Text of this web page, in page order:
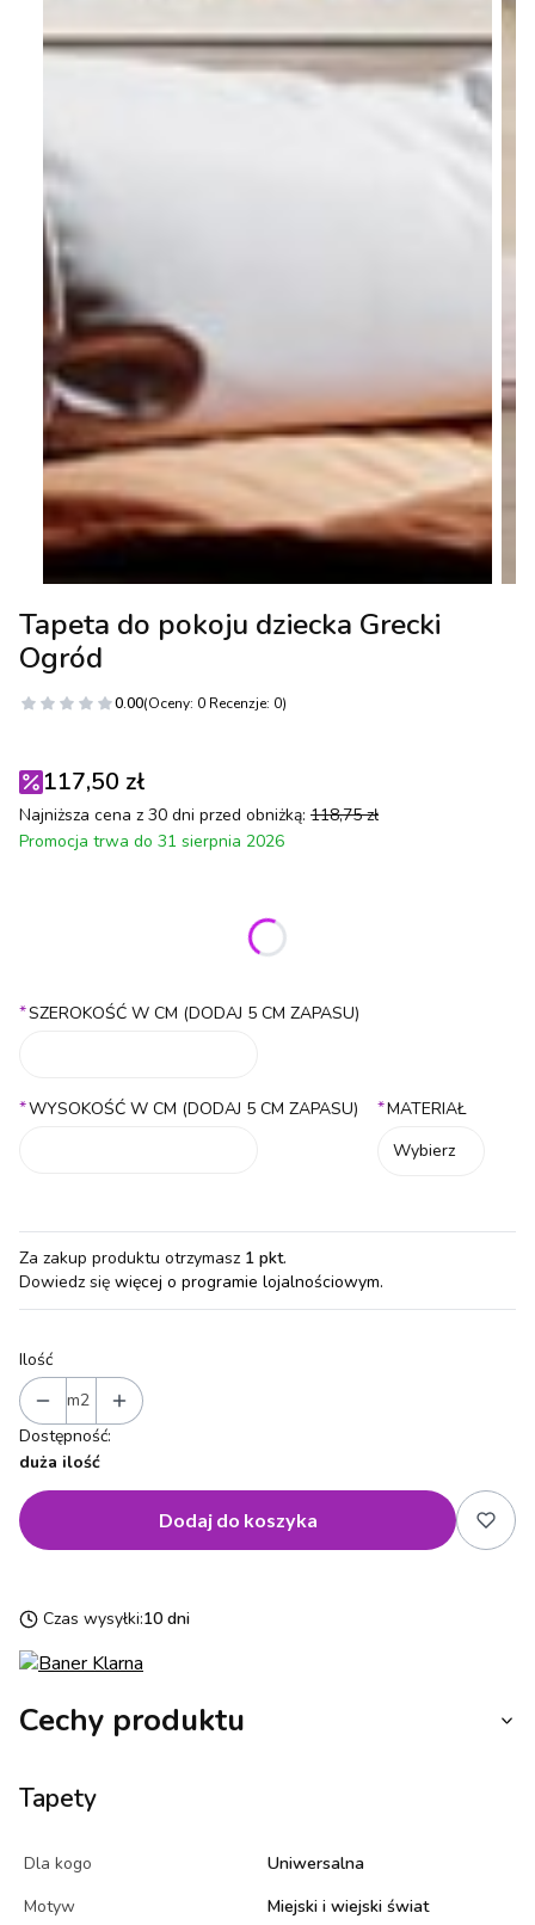
Tapeta do pokoju dziecka Grecki
Ogród
0.00(Oceny: 0 Recenzje: 0)
117,50 zł
Najniższa cena z 30 dni przed obniżką: 118,75 zł
Promocja trwa do 31 sierpnia 2026
Poszczególne warianty mogą różnić się ceną
*SZEROKOŚĆ W CM (DODAJ 5 CM ZAPASU)
*WYSOKOŚĆ W CM (DODAJ 5 CM ZAPASU) *MATERIAŁ
Wybierz
Za zakup produktu otrzymasz 1 pkt.
Dowiedz się więcej o programie lojalnościowym.
Ilość
m2
Dostępność:
duża ilość
Dodaj do koszyka
Czas wysyłki:10 dni
Cechy produktu
Tapety
Dla kogo
Uniwersalna
Motyw
Miejski i wiejski świat